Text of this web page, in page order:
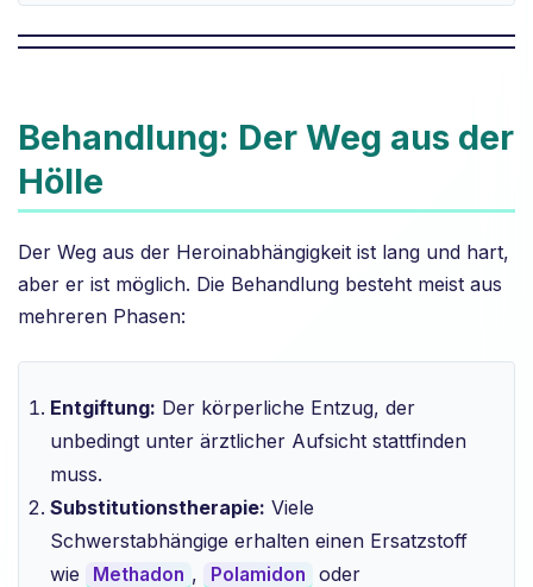
Behandlung: Der Weg aus der
Hölle
Der Weg aus der Heroinabhängigkeit ist lang und hart,
aber er ist möglich. Die Behandlung besteht meist aus
mehreren Phasen:
Entgiftung: Der körperliche Entzug, der
unbedingt unter ärztlicher Aufsicht stattfinden
muss.
Substitutionstherapie: Viele
Schwerstabhängige erhalten einen Ersatzstoff
wie
Methadon , Polamidon
oder